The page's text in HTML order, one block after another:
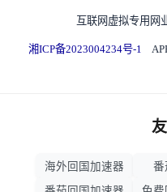
互联网虚拟专用网
湘ICP备2023004234号-1
海外回国加速器 番